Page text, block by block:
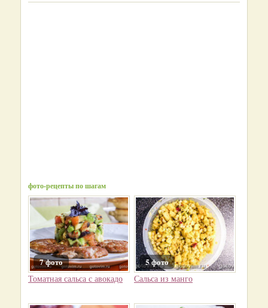
фото-рецепты по шагам
7 фото
Томатная сальса с авокадо
5 фото
Сальса из манго